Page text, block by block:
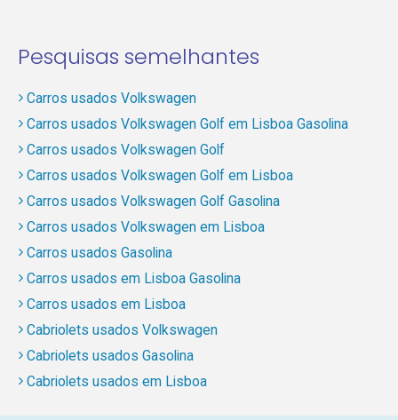
Pesquisas semelhantes
Carros usados Volkswagen
Carros usados Volkswagen Golf em Lisboa Gasolina
Carros usados Volkswagen Golf
Carros usados Volkswagen Golf em Lisboa
Carros usados Volkswagen Golf Gasolina
Carros usados Volkswagen em Lisboa
Carros usados Gasolina
Carros usados em Lisboa Gasolina
Carros usados em Lisboa
Cabriolets usados Volkswagen
Cabriolets usados Gasolina
Cabriolets usados em Lisboa